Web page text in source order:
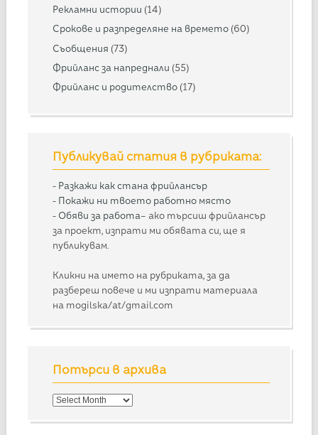
Рекламни истории (14)
Срокове и разпределяне на времето (60)
Съобщения (73)
Фрийланс за напреднали (55)
Фрийланс и родителство (17)
Публикувай статия в рубриката:
- Разкажи как стана фрийлансър
- Покажи ни твоето работно място
- Обяви за работа– ако търсиш фрийлансър
за проект, изпрати ми обявата си, ще я
публикувам.
Кликни на името на рубриката, за да
разбереш повече и ми изпрати материала
на mogilska/at/gmail.com
Потърси в архива
Потърси